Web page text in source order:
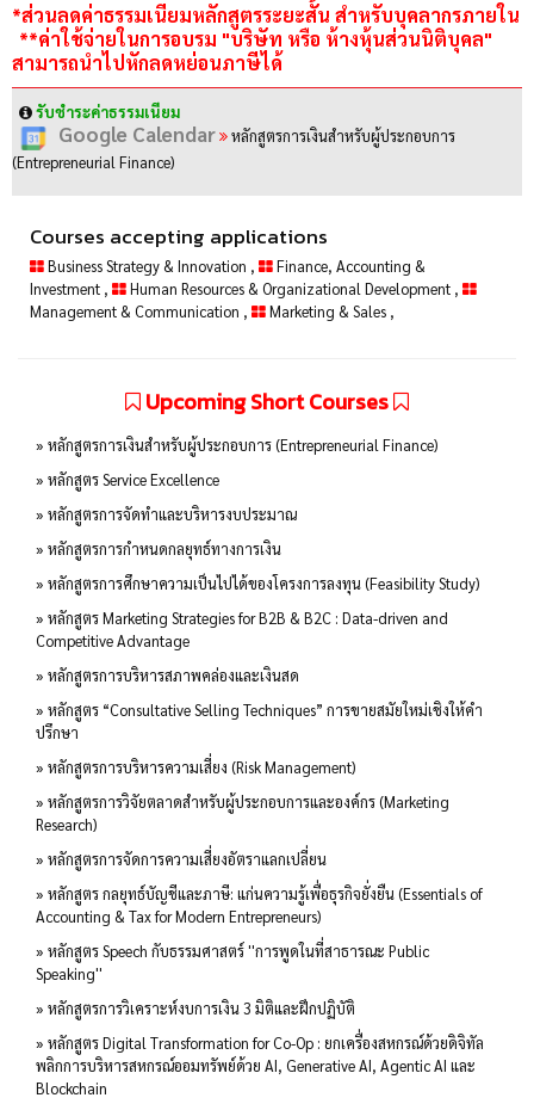
*ส่วนลดค่าธรรมเนียมหลักสูตรระยะสั้น สำหรับบุคลากรภายใน
**ค่าใช้จ่ายในการอบรม "บริษัท หรือ ห้างหุ้นส่วนนิติบุคล"
สามารถนำไปหักลดหย่อนภาษีได้
รับชำระค่าธรรมเนียม
Google Calendar หลักสูตรการเงินสำหรับผู้ประกอบการ
(Entrepreneurial Finance)
Courses accepting applications
Business Strategy & Innovation ,
Finance, Accounting &
Investment , Human Resources & Organizational Development ,
Management & Communication , Marketing & Sales ,
Upcoming Short Courses
» หลักสูตรการเงินสำหรับผู้ประกอบการ (Entrepreneurial Finance)
» หลักสูตร Service Excellence
» หลักสูตรการจัดทำและบริหารงบประมาณ
» หลักสูตรการกำหนดกลยุทธ์ทางการเงิน
» หลักสูตรการศึกษาความเป็นไปได้ของโครงการลงทุน (Feasibility Study)
» หลักสูตร Marketing Strategies for B2B & B2C : Data-driven and
Competitive Advantage
» หลักสูตรการบริหารสภาพคล่องและเงินสด
» หลักสูตร “Consultative Selling Techniques” การขายสมัยใหม่เชิงให้คำ
ปรึกษา
» หลักสูตรการบริหารความเสี่ยง (Risk Management)
» หลักสูตรการวิจัยตลาดสำหรับผู้ประกอบการและองค์กร (Marketing
Research)
» หลักสูตรการจัดการความเสี่ยงอัตราแลกเปลี่ยน
» หลักสูตร กลยุทธ์บัญชีและภาษี: แก่นความรู้เพื่อธุรกิจยั่งยืน (Essentials of
Accounting & Tax for Modern Entrepreneurs)
» หลักสูตร Speech กับธรรมศาสตร์ ''การพูดในที่สาธารณะ Public
Speaking''
» หลักสูตรการวิเคราะห์งบการเงิน 3 มิติและฝึกปฏิบัติ
» หลักสูตร Digital Transformation for Co-Op : ยกเครื่องสหกรณ์ด้วยดิจิทัล
พลิกการบริหารสหกรณ์ออมทรัพย์ด้วย AI, Generative AI, Agentic AI และ
Blockchain